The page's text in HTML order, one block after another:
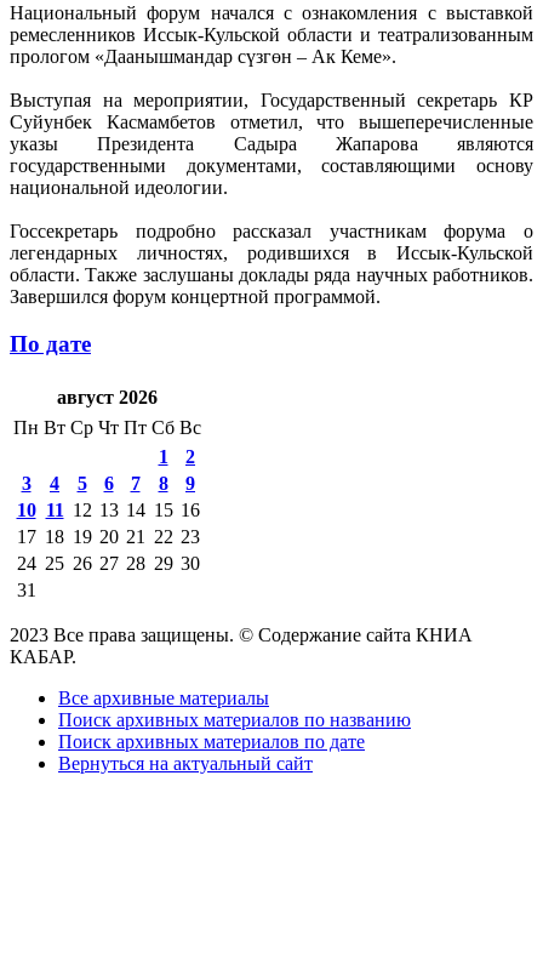
Национальный форум начался с ознакомления с выставкой
ремесленников Иссык-Кульской области и театрализованным
прологом «Даанышмандар сүзгөн – Ак Кеме».
Выступая на мероприятии, Государственный секретарь КР
Суйунбек Касмамбетов отметил, что вышеперечисленные
указы Президента Садыра Жапарова являются
государственными документами, составляющими основу
национальной идеологии.
Госсекретарь подробно рассказал участникам форума о
легендарных личностях, родившихся в Иссык-Кульской
области. Также заслушаны доклады ряда научных работников.
Завершился форум концертной программой.
По дате
август 2026
Пн Вт Ср Чт Пт Сб Вс
1
2
3
4 5 6 7 8
9
10 11 12 13 14 15 16
17 18 19 20 21 22 23
24 25 26 27 28 29 30
31
2023 Все права защищены. © Содержание сайта КНИА
КАБАР.
Все архивные материалы
Поиск архивных материалов по названию
Поиск архивных материалов по дате
Вернуться на актуальный сайт